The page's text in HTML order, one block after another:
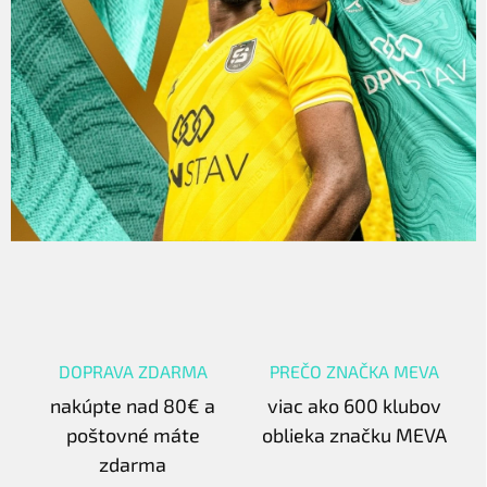
DOPRAVA ZDARMA
nakúpte nad 80€ a
poštovné máte
zdarma
PREČO ZNAČKA MEVA
viac ako 600 klubov
oblieka značku MEVA